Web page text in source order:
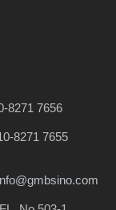
8271 7656
8271 7655